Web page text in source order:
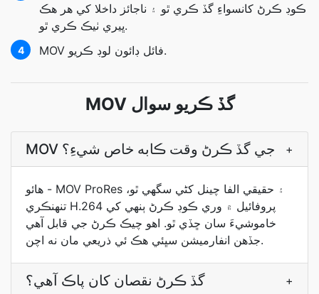
ڪوڊ ڪرڻ کانسواءِ گڏ ڪري ٿو ۽ ناجائز داخلا کي ھر ھڪ
ڀيري ٺيڪ ڪري ٿو.
4 MOV فائل ڊائون لوڊ ڪريو.
MOV گڏ ڪريو سوال
MOV جي گڏ ڪرڻ وقت ڪابه خاص شيءِ؟ +
ھائو - MOV ProRes ۽ حقيقي الفا چينل کڻي سگھي ٿو،
تنھنڪري H.264 پروفائيل ۾ وري ڪوڊ ڪرڻ ٻنهي کي
خاموشيءَ سان ڇڏي ٿو. اهو چيڪ ڪرڻ جي قابل آهي
جڏھن انفارميشن سڀئي ھڪ ئي ذريعي مان نه اچن.
گڏ ڪرڻ نقصان کان پاڪ آھي؟ +